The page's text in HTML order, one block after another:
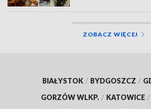
ZOBACZ WIĘCEJ
BIAŁYSTOK / BYDGOSZCZ /
GORZÓW WLKP. / KATOWICE /